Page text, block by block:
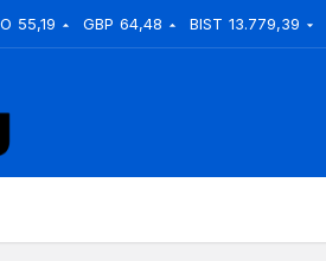
55,19 GBP 64,48 BIST 13.779,39